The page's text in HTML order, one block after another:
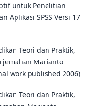
untuk Penelitian
Aplikasi SPSS Versi 17.
Teori dan Praktik,
Marianto
work published 2006)
Teori dan Praktik,